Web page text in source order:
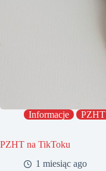
Informacje PZHT
PZHT na TikToku
1 miesiąc ago